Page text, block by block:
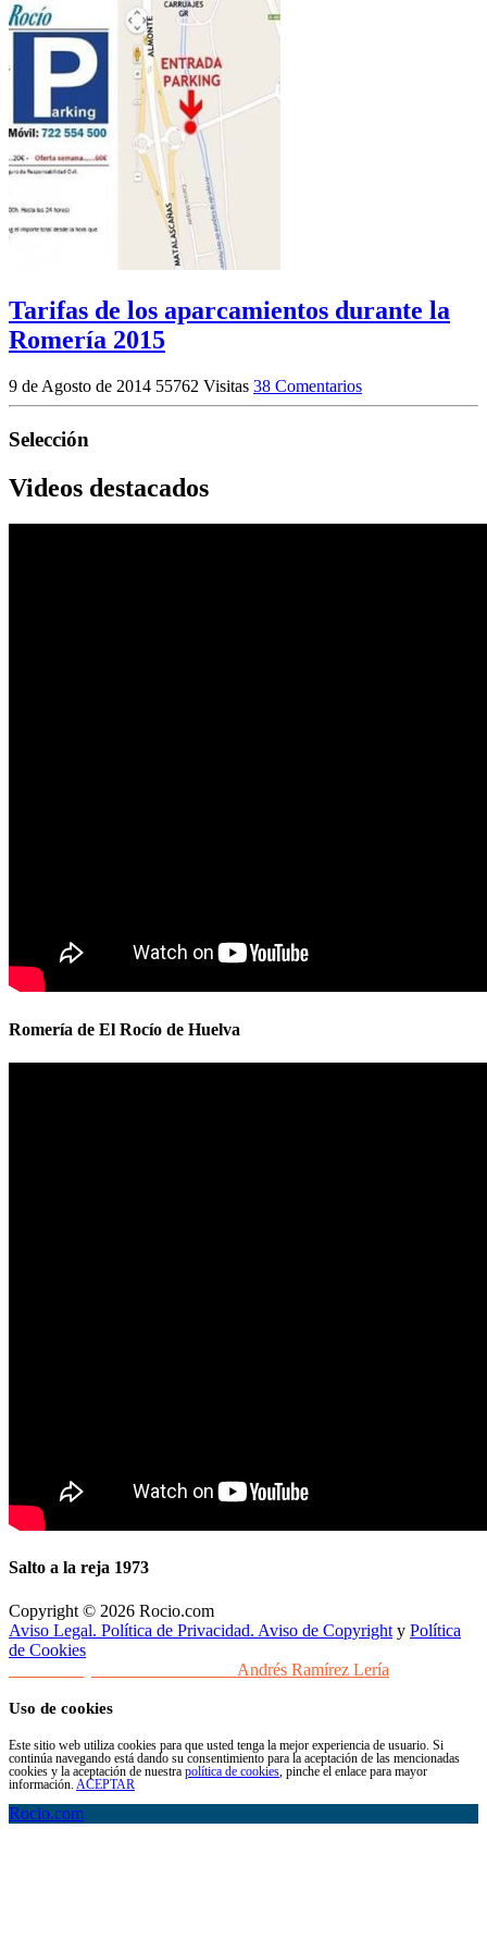
Tarifas de los aparcamientos durante la
Romería 2015
9 de Agosto de 2014 55762 Visitas 38 Comentarios
Selección
Videos destacados
Romería de El Rocío de Huelva
Salto a la reja 1973
Copyright © 2026 Rocio.com
Aviso Legal. Política de Privacidad. Aviso de Copyright y Política
de Cookies
Andrés Ramírez Lería
Uso de cookies
Este sitio web utiliza cookies para que usted tenga la mejor experiencia de usuario. Si
continúa navegando está dando su consentimiento para la aceptación de las mencionadas
cookies y la aceptación de nuestra política de cookies, pinche el enlace para mayor
información. ACEPTAR
Rocio.com